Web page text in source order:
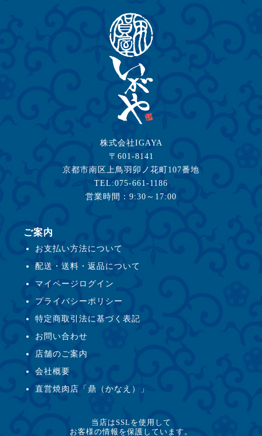
株式会社IGAYA
〒601-8141
京都市南区上鳥羽卯ノ花町107番地
TEL:075-661-1186
営業時間：9:30～17:00
ご案内
お支払い方法について
配送・送料・返品について
マイページログイン
プライバシーポリシー
特定商取引法に基づく表記
お問い合わせ
店舗のご案内
会社概要
直営焼肉店「鼎（かなえ）」
当店はSSLを使用して
お客様の情報を保護しています。